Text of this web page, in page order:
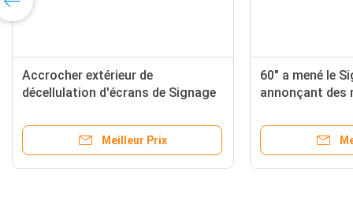
imperméable de Digital de
d'écran extérieur de
à cristaux liquides
Meilleur Prix
Accrocher extérieur de
décellulation d'écrans
automatique de Digital
Meilleur